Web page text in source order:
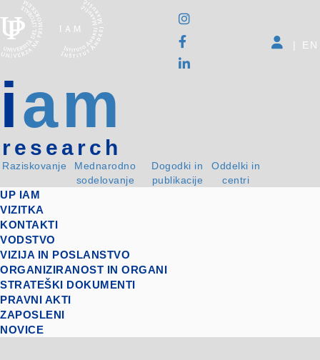
iam
research
Raziskovanje
Mednarodno
sodelovanje
Dogodki in
publikacije
Oddelki in
centri
| EN
UP IAM
VIZITKA
KONTAKTI
VODSTVO
VIZIJA IN POSLANSTVO
ORGANIZIRANOST IN ORGANI
STRATEŠKI DOKUMENTI
PRAVNI AKTI
ZAPOSLENI
NOVICE